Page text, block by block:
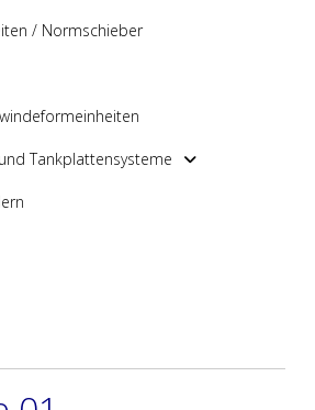
/ Normschieber
Tankplattensysteme